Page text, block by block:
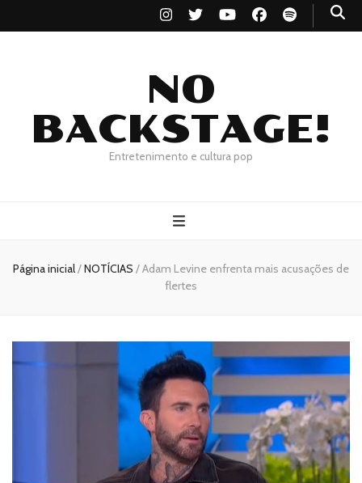
NO
BACKSTAGE!
Entretenimento e cultura pop
Página inicial/NOTÍCIAS /Adam Levine enfrenta mais acusações de
flertes